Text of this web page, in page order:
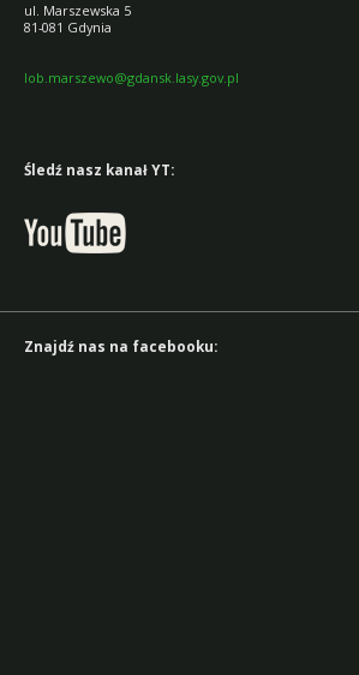
ul. Marszewska 5
81-081 Gdynia
lob.marszewo@gdansk.lasy.gov.pl
Śledź nasz kanał YT:
Znajdź nas na facebooku: